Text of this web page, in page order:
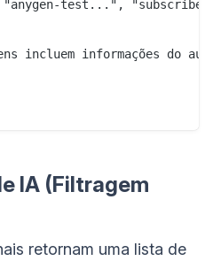
test...",
incluem informações do
IA (Filtragem
retornam uma lista de